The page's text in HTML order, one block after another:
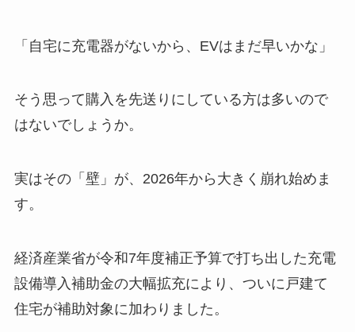
「自宅に充電器がないから、EVはまだ早いかな」
そう思って購入を先送りにしている方は多いので
はないでしょうか。
実はその「壁」が、2026年から大きく崩れ始めま
す。
経済産業省が令和7年度補正予算で打ち出した充電
設備導入補助金の大幅拡充により、ついに戸建て
住宅が補助対象に加わりました。